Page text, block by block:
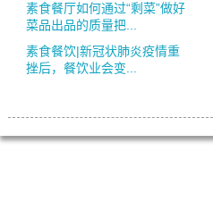
素食餐厅如何通过“剩菜”做好
菜品出品的质量把...
素食餐饮|新冠状肺炎疫情重
挫后，餐饮业会变...